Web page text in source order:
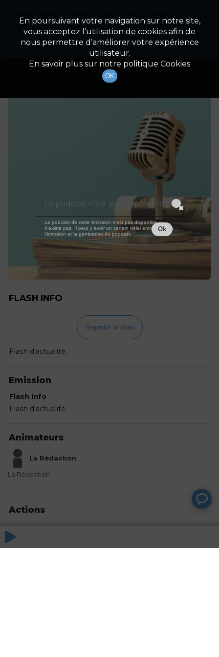
Détails De L'épisode
4 octobre 2023à 8h00
durée : Invalid date
FLASH INFO
Regarder la vidéo
Flash d'actualité.
Emission
Flash info
Flash d'actualité.
Animateurs
La Rédaction
La Rédaction
Actions
En poursuivant votre navigation sur notre site,
vous acceptez l’utilisation de cookies afin de
nous permettre d’améliorer votre expérience
utilisateur.
En savoir plus sur notre politique Cookies
OK
Appuyez ci-dessous pour l'installer.
Non merci Télécharger l'application
Le podcast n'est pas disponible
Le podcast de cette émission n'est pas disponible ou
n'existe pas. Il peut y avoir un certain délai entre la fin de
l'émission et la génération du podcast.
Ok